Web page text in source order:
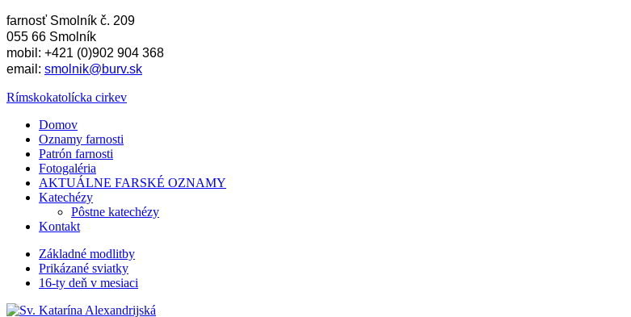
farnosť Smolník č. 209
055 66 Smolník
mobil: +421 (0)902 904 368
email: smolnik@burv.sk
Rímskokatolícka cirkev
Domov
Oznamy farnosti
Patrón farnosti
Fotogaléria
AKTUÁLNE FARSKÉ OZNAMY
Katechézy
Pôstne katechézy
Kontakt
Základné modlitby
Prikázané sviatky
16-ty deň v mesiaci